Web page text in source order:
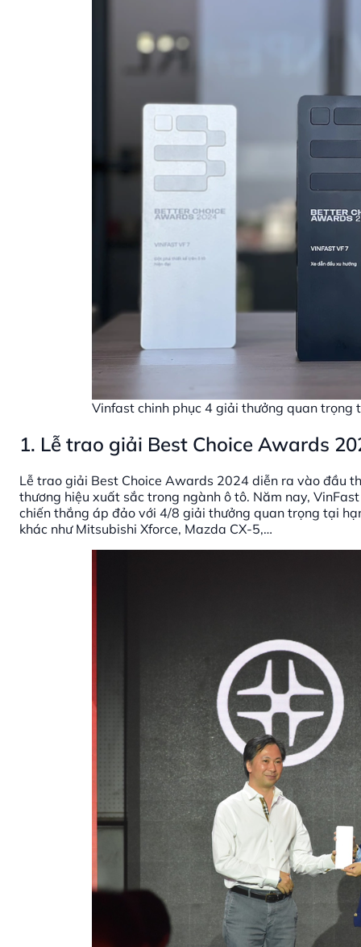
Vinfast chinh phục 4 giải thưởng quan
1. Lễ trao giải Best Choice Awards
Lễ trao giải Best Choice Awards 2024 diễn ra vào đầu
thương hiệu xuất sắc trong ngành ô tô. Năm nay,
chiến thắng áp đảo với 4/8 giải thưởng quan trọng tại
khác như Mitsubishi Xforce, Mazda CX-5,…